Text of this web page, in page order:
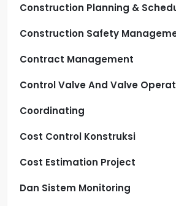
Construction Planning &
Construction Safety
Contract Management
Control Valve And Valve
Coordinating
Cost Control Konstruksi
Cost Estimation Project
Dan Sistem Monitoring